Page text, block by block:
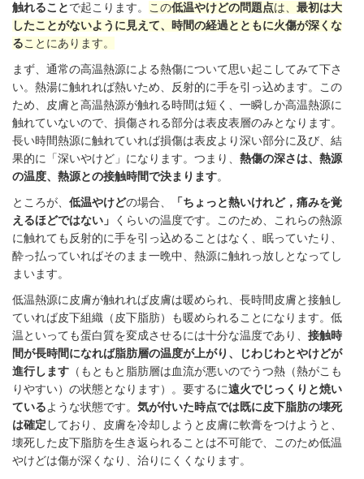
触れることで起こります。 この低温やけどの問題点は、 最初は大
したことがないように見えて、時間の経過とともに火傷が深くな
ることにあります。
まず、 通常の高温熱源による熱傷について思い起こしてみて下さ
い。 熱湯に触れれば熱いため、反射的に手を引っ込めます。この
ため、
皮膚と高温熱源が触れる時間は短く、 一瞬しか高温熱源に
触れていないので、損傷される部分は表皮表層のみとなります。
長い時間熱源に触れていれば損傷は表皮より深い部分に及び、結
果的に「深いやけど」になります。つまり、 熱傷の深さは、熱源
の温度、熱源との接触時間で決まります。
ところが、 低温やけどの場合、
「ちょっと熱いけれど，痛みを覚
えるほどではない」
くらいの温度です。このため、これらの熱源
に触れても反射的に手を引っ込めることはなく、眠っていたり、
酔っ払っていればそのまま一晩中、熱源に触れっ放しとなってし
まいます。
低温熱源に皮膚が触れれば皮膚は暖められ、長時間皮膚と接触し
ていれば皮下組織（皮下脂肪）も暖められることになります。低
温といっても蛋白質を変成させるには十分な温度であり、 接触時
間が長時間になれば脂肪層の温度が上がり、じわじわとやけどが
進行します （もともと脂肪層は血流が悪いのでうつ熱（熱がこも
りやすい）の状態となります）。要するに遠火でじっくりと焼い
ているような状態です。 気が付いた時点では既に皮下脂肪の壊死
は確定 しており、皮膚を冷却しようと皮膚に軟膏をつけようと、
壊死した皮下脂肪を生き返られることは不可能で、このため低温
やけどは傷が深くなり、治りにくくなります。